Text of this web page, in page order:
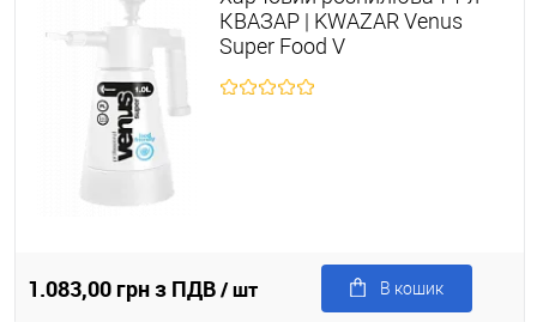
КВАЗАР | KWAZAR Venus
Super Food V
1.083,00 грн з ПДВ/ шт В кошик